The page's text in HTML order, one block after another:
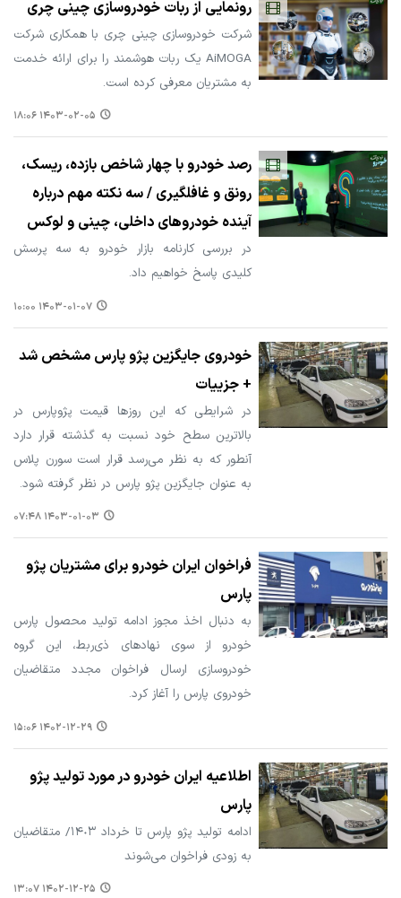
رونمایی از ربات خودروسازی چینی چری
شرکت خودروسازی چینی چری با همکاری شرکت
AiMOGA یک ربات هوشمند را برای ارائه خدمت
به مشتریان معرفی کرده است.
۱۴۰۳-۰۲-۰۵ ۱۸:۰۶
رصد خودرو با چهار شاخص بازده، ریسک،
رونق و غافلگیری / سه نکته مهم درباره
آینده خودروهای داخلی، چینی و لوکس
در بررسی کارنامه بازار خودرو به سه پرسش
کلیدی پاسخ خواهیم داد.
۱۴۰۳-۰۱-۰۷ ۱۰:۰۰
خودروی جایگزین پژو پارس مشخص شد
+ جزییات
در شرایطی که این روزها قیمت پژوپارس در
بالاترین سطح خود نسبت به گذشته قرار دارد
آنطور که به نظر می‌رسد قرار است سورن پلاس
به عنوان جایگزین پژو پارس در نظر گرفته شود.
۱۴۰۳-۰۱-۰۳ ۰۷:۴۸
فراخوان ایران خودرو برای مشتریان پژو
پارس
به دنبال اخذ مجوز ادامه‌ تولید محصول پارس
خودرو از سوی نهادهای ذی‌ربط، این گروه
خودروسازی ارسال فراخوان مجدد متقاضیان
خودروی پارس را آغاز کرد.
۱۴۰۲-۱۲-۲۹ ۱۵:۰۶
اطلاعیه ایران خودرو در مورد تولید پژو
پارس
ادامه‌ تولید پژو پارس تا خرداد ١۴٠٣/ متقاضیان
به زودی فراخوان می‌شوند
۱۴۰۲-۱۲-۲۵ ۱۳:۰۷